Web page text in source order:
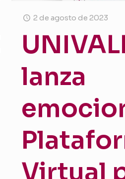
2 de agosto de 2023
lanza
Virtual